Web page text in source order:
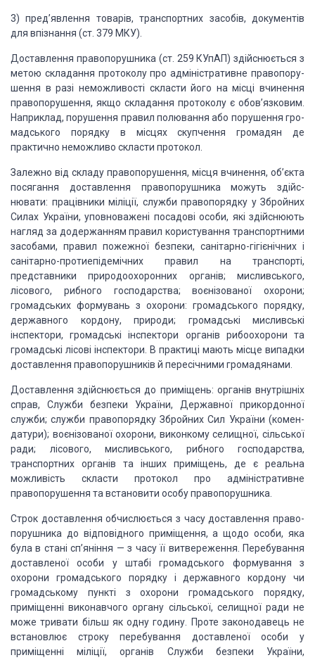
3) пред’явлення товарів, транспортних засобів, документів
для впізнання (ст. 379 МКУ).
Доставлення правопорушника (ст. 259 КУпАП) здійснюється з
метою складання протоколу про адміністративне правопору­
шення в разі неможливості скласти його на місці вчинення
правопорушення, якщо складання протоколу є обов’язковим.
Наприклад, порушення правил полювання або порушення гро­
мадського порядку в місцях скупчення громадян де
практично неможливо скласти протокол.
Залежно від складу правопорушення, місця вчинення, об’єкта
посягання доставлення правопорушника можуть здійс­
нювати: працівники міліції, служби правопорядку у Збройних
Силах України, уповноважені посадові особи, які здійснюють
нагляд за додержанням правил користування транспортними
засобами, правил пожежної безпеки, санітарно-гігієнічних і
санітарно-протиепідемічних правил на транспорті,
представни­ки природоохоронних органів; мисливського,
лісового, рибно­го господарства; воєнізованої охорони;
громадських формувань з охорони: громадського порядку,
державного кордону, приро­ди; громадські мисливські
інспектори, громадські інспектори органів рибоохорони та
громадські лісові інспектори. В прак­тиці мають місце випадки
доставлення правопорушників й пе­ресічними громадянами.
Доставлення здійснюється до приміщень: органів внутріш­ніх
справ, Служби безпеки України, Державної прикордонної
служби; служби правопорядкуЗбройних Сил України (комен­
датури); воєнізованої охорони, виконкому селищної, сільської
ради; лісового, мисливського, рибного господарства,
транспорт­них органів та інших приміщень, де є реальна
можливість скласти протокол про адміністративне
правопорушення та встановити особу правопорушника.
Строк доставлення обчислюється з часу доставлення право­
порушника до відповідного приміщення, а щодо особи, яка
була в стані сп’яніння — з часу її витвереження. Перебування
доставленої особи у штабі громадського формування з
охорони громадського порядку і державного кордону чи
громадському пункті з охорони громадського порядку,
приміщенні виконав­чого органу сільської, селищної ради не
може тривати більш як одну годину. Проте законодавець не
встановлює строку пере­бування доставленої особи у
приміщенні міліції, органів Служ­би безпеки України,